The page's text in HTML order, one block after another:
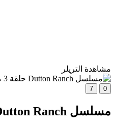
مشاهدة التريلر
0
7
مسلسل Dutton Ranch حلقة 3 مترجم HD